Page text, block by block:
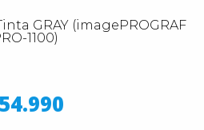
GRAY (imagePROGRAF
1100)